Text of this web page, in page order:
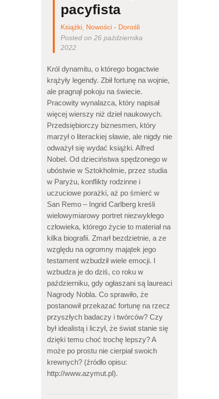
pacyfista
Książki Nowości - Dorośli
Posted on 26 października
2022
Król dynamitu, o którego bogactwie
krążyły legendy. Zbił fortunę na wojnie,
ale pragnął pokoju na świecie.
Pracowity wynalazca, który napisał
więcej wierszy niż dzieł naukowych.
Przedsiębiorczy biznesmen, który
marzył o literackiej sławie, ale nigdy nie
odważył się wydać książki. Alfred
Nobel. Od dzieciństwa spędzonego w
ubóstwie w Sztokholmie, przez studia
w Paryżu, konflikty rodzinne i
uczuciowe porażki, aż po śmierć w
San Remo – Ingrid Carlberg kreśli
wielowymiarowy portret niezwykłego
człowieka, którego życie to materiał na
kilka biografii. Zmarł bezdzietnie, a ze
względu na ogromny majątek jego
testament wzbudził wiele emocji. I
wzbudza je do dziś, co roku w
październiku, gdy ogłaszani są laureaci
Nagrody Nobla. Co sprawiło, że
postanowił przekazać fortunę na rzecz
przyszłych badaczy i twórców? Czy
był idealistą i liczył, że świat stanie się
dzięki temu choć trochę lepszy? A
może po prostu nie cierpiał swoich
krewnych? (źródło opisu:
http://www.azymut.pl).